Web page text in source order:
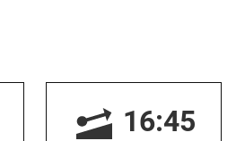
16:45